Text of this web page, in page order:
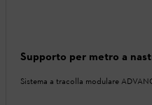
Supporto per metro a
Sistema a tracolla modulare